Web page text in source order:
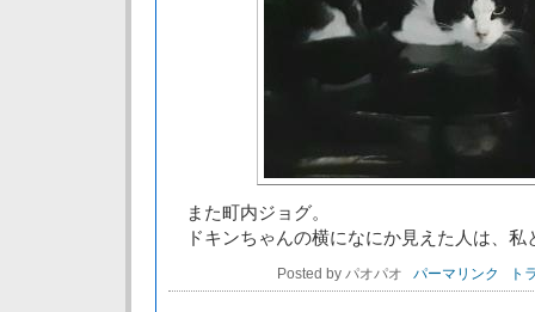
また町内ジョグ。
ドキンちゃんの横になにか見えた人は、私
Posted by パオパオ パーマリンク ト